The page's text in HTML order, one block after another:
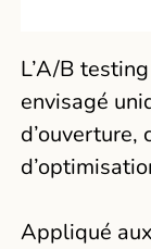
L’A/B
envisagé
Appliqué